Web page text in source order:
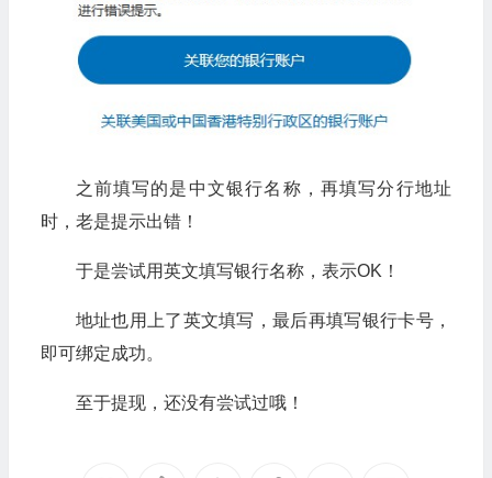
之前填写的是中文银行名称，再填写分行地址
时，老是提示出错！
于是尝试用英文填写银行名称，表示OK！
地址也用上了英文填写，最后再填写银行卡号，
即可绑定成功。
至于提现，还没有尝试过哦！